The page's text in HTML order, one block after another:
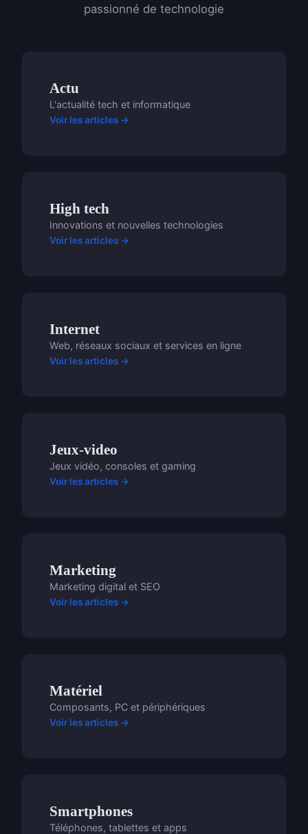
passionné de technologie
Actu
L'actualité tech et informatique
Voir les articles →
High tech
Innovations et nouvelles technologies
Voir les articles →
Internet
Web, réseaux sociaux et services en ligne
Voir les articles →
Jeux-video
Jeux vidéo, consoles et gaming
Voir les articles →
Marketing
Marketing digital et SEO
Voir les articles →
Matériel
Composants, PC et périphériques
Voir les articles →
Smartphones
Téléphones, tablettes et apps